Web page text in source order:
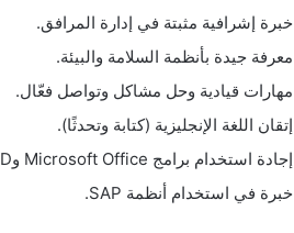
خبرة إشرافية مثبتة في إدارة المرافق.
معرفة جيدة بأنظمة السلامة والبيئة.
مهارات قيادية وحل مشاكل وتواصل فعّال.
إتقان اللغة الإنجليزية (كتابة وتحدثًا).
إجادة استخدام برامج Microsoft Office وAutoCAD.
خبرة في استخدام أنظمة SAP.